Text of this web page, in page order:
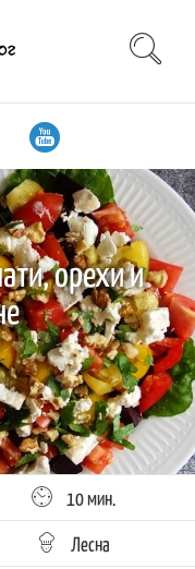
орехи и
10 мин.
Лесна